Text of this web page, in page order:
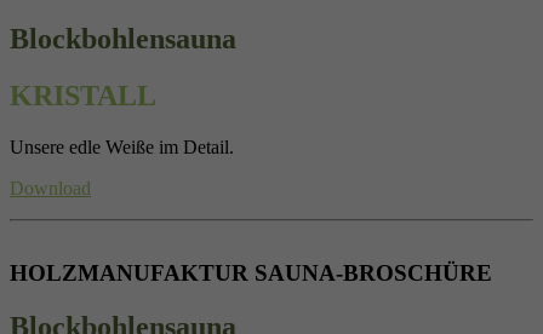
Blockbohlensauna
KRISTALL
Unsere edle Weiße im Detail.
Download
HOLZMANUFAKTUR SAUNA-BROSCHÜRE
Blockbohlensauna